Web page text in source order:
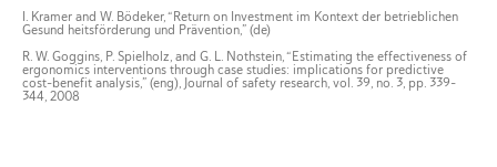
I. Kramer and W. Bödeker, “Return on Investment im Kontext der betrieblichen
Gesund heitsförderung und Prävention,” (de)
R. W. Goggins, P. Spielholz, and G. L. Nothstein, “Estimating the effectiveness of
ergonomics interventions through case studies: implications for predictive
cost-benefit analysis,” (eng), Journal of safety research, vol. 39, no. 3, pp. 339–
344, 2008